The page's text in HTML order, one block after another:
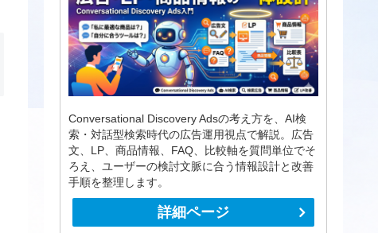
Conversational Discovery Adsの考え方を、AI検
索・対話型検索時代の広告運用視点で解説。広告
文、LP、商品情報、FAQ、比較軸を質問単位でそ
ろえ、ユーザーの検討文脈に合う情報設計と改善
手順を整理します。
詳細ページ